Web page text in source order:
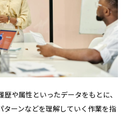
や属性といったデータをもとに、
ターンなどを理解していく作業を指